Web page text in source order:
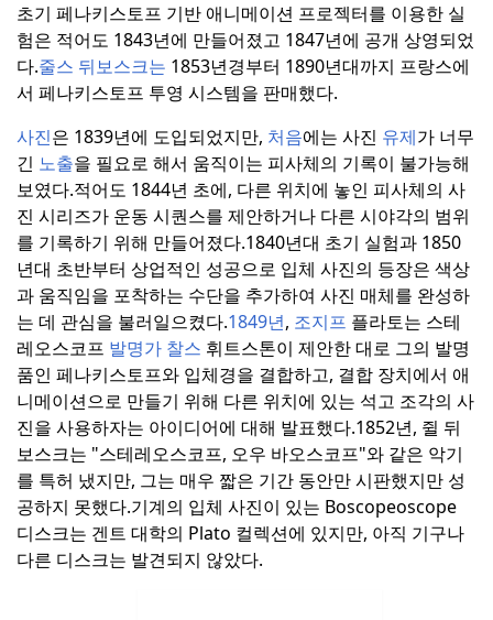
초기 페나키스토프 기반 애니메이션 프로젝터를 이용한 실
험은 적어도 1843년에 만들어졌고 1847년에 공개 상영되었
다.줄스 뒤보스크는 1853년경부터 1890년대까지 프랑스에
서 페나키스토프 투영 시스템을 판매했다.
사진은 1839년에 도입되었지만, 처음에는 사진 유제가 너무
긴 노출을 필요로 해서 움직이는 피사체의 기록이 불가능해
보였다.적어도 1844년 초에, 다른 위치에 놓인 피사체의 사
진 시리즈가 운동 시퀀스를 제안하거나 다른 시야각의 범위
를 기록하기 위해 만들어졌다.1840년대 초기 실험과 1850
년대 초반부터 상업적인 성공으로 입체 사진의 등장은 색상
과 움직임을 포착하는 수단을 추가하여 사진 매체를 완성하
는 데 관심을 불러일으켰다.1849년, 조지프 플라토는 스테
레오스코프 발명가 찰스 휘트스톤이 제안한 대로 그의 발명
품인 페나키스토프와 입체경을 결합하고, 결합 장치에서 애
니메이션으로 만들기 위해 다른 위치에 있는 석고 조각의 사
진을 사용하자는 아이디어에 대해 발표했다.1852년, 쥘 뒤
보스크는 "스테레오스코프, 오우 바오스코프"와 같은 악기
를 특허 냈지만, 그는 매우 짧은 기간 동안만 시판했지만 성
공하지 못했다.기계의 입체 사진이 있는 Boscopeoscope
디스크는 겐트 대학의 Plato 컬렉션에 있지만, 아직 기구나
다른 디스크는 발견되지 않았다.